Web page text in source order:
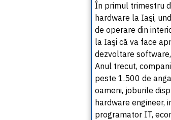
În primul trimestru
hardware la Iaşi,
de operare din
la Iaşi că va face
dezvoltare
Anul trecut,
peste 1.500 de
oameni, joburile
hardware engineer,
programator IT,